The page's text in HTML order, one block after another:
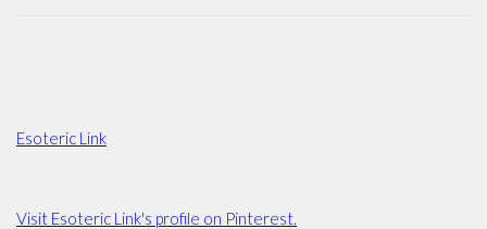
Esoteric Link
Visit Esoteric Link's profile on Pinterest.